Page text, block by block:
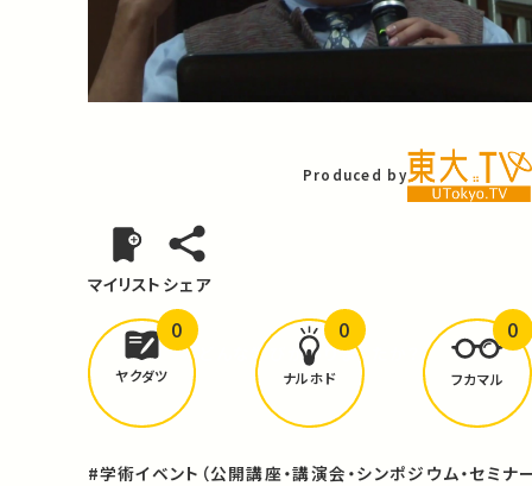
Video
Produced by
マイリスト シェア
どんな学びがありましたか？
ヤクダツ
0
ナルホド
0
フカマル
0
#学術イベント（公開講座・講演会・シンポジウム・セミナ